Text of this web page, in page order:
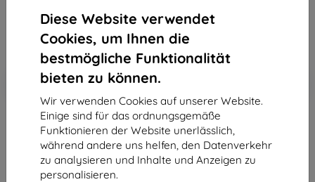
Diese Website verwendet
Cookies, um Ihnen die
bestmögliche Funktionalität
bieten zu können.
Wir verwenden Cookies auf unserer Website.
Einige sind für das ordnungsgemäße
Funktionieren der Website unerlässlich,
während andere uns helfen, den Datenverkehr
zu analysieren und Inhalte und Anzeigen zu
personalisieren.
28,71 €
ohne MWSt24,13 €
-10%
Rabatt mit Gutschein
EXTRA10
ausverkauft
ausverkauft